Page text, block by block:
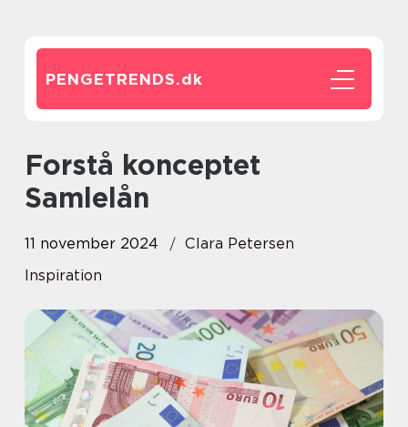
PENGETRENDS.dk
Forstå konceptet
Samlelån
11 november 2024
Clara Petersen
Inspiration